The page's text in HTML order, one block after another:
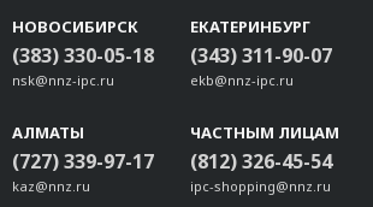
NP21102
NP21103
Mini DB9F-to-TB
CBL-M12(FF5P)/OPEN-100 IP67
CBL-M12D(MM4P)/RJ45-100 IP67
НОВОСИБИРСК
(383) 330-05-18
nsk@nnz-ipc.ru
ЕКАТЕРИНБУРГ
(343) 311-90-07
ekb@nnz-ipc.ru
АЛМАТЫ
(727) 339-97-17
kaz@nnz.ru
ЧАСТНЫМ ЛИЦАМ
(812) 326-45-54
ipc-shopping@nnz.ru